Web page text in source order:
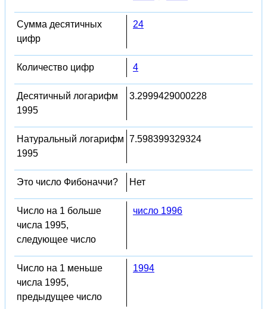
Сумма десятичных
цифр
24
Количество цифр 4
Десятичный логарифм
1995
3.2999429000228
Натуральный логарифм
1995
7.598399329324
Это число Фибоначчи? Нет
Число на 1 больше
числа 1995,
следующее число
число 1996
Число на 1 меньше
числа 1995,
предыдущее число
1994